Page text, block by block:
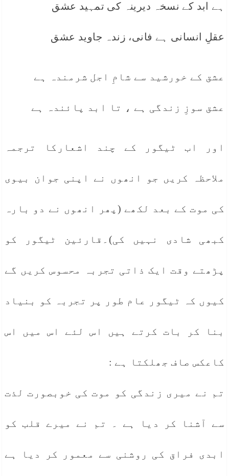
ہے ابد کے نسخہ دیرینہ کی تمہید عشق
عقلِ انسانی ہے فانی، زندہ جاوید عشق
عشق کے خورشید سے شامِ اجل شرمندہ ہے
عشق سوزِ زندگی ہے ، تا ابد پائندہ ہے
اور اب ٹیگور کے چند اشعارکا ترجمہ
ملاحظہ کریں جو انھوں نے اپنی جوان بیوی
کی موت کے بعد لکھے (پھر انھوں نے دو بارہ
کبھی شادی نہیں کی)۔قارئین ٹیگور کو
پڑھتے وقت ایک ذاتی تجربہ محسوس کریں گے
کیوں کہ ٹیگور عام طور پر تجربہ کو بنیاد
بنا کر بات کرتے ہیں اس لئے اس میں اس
کاعکس صاف جھلکتا ہے :
تم نے میری زندگی کو موت کی خوبصورت لذت
سے آشنا کر دیا ہے ۔ تم نے میرے قلب کو
ابدی فراق کی روشنی سے معمور کر دیا ہے